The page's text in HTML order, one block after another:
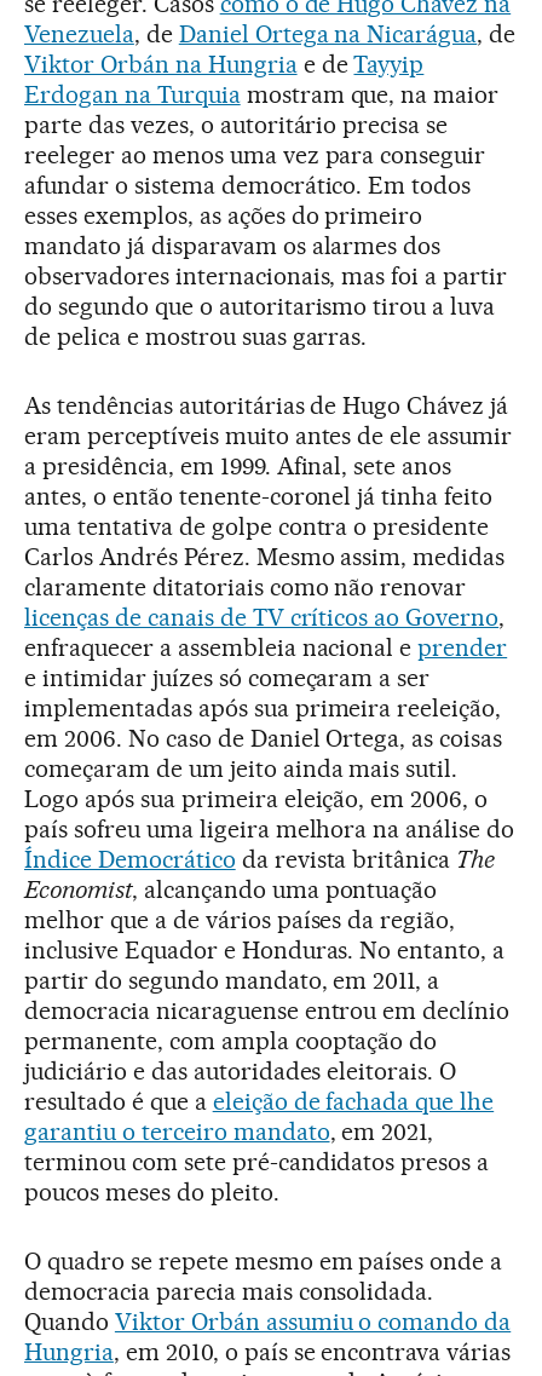
Venezuela, de Daniel Ortega na Nicarágua, de
Viktor Orbán na Hungriae deTayyip
Erdogan na Turquiamostram que, na maior
parte das vezes, o autoritário precisa se
reeleger ao menos uma vez para conseguir
afundar o sistema democrático. Em todos
esses exemplos, as ações do primeiro
mandato já disparavam os alarmes dos
observadores internacionais, mas foi a partir
do segundo que o autoritarismo tirou a luva
de pelica e mostrou suas garras.
As tendências autoritárias de Hugo Chávez já
eram perceptíveis muito antes de ele assumir
a presidência, em 1999. Afinal, sete anos
antes, o então tenente-coronel já tinha feito
uma tentativa de golpe contra o presidente
Carlos Andrés Pérez. Mesmo assim, medidas
claramente ditatoriais como não renovar
licenças de canais de TV críticos ao Governo,
enfraquecer a assembleia nacional eprender
e intimidar juízes só começaram a ser
implementadas após sua primeira reeleição,
em 2006. No caso de Daniel Ortega, as coisas
começaram de um jeito ainda mais sutil.
Logo após sua primeira eleição, em 2006, o
país sofreu uma ligeira melhora na análise do
Índice Democrático da revista britânica The
Economist, alcançando uma pontuação
melhor que a de vários países da região,
inclusive Equador e Honduras. No entanto, a
partir do segundo mandato, em 2011, a
democracia nicaraguense entrou em declínio
permanente, com ampla cooptação do
judiciário e das autoridades eleitorais. O
resultado é que a eleição de fachada que lhe
garantiu o terceiro mandato, em 2021,
terminou com sete pré-candidatos presos a
poucos meses do pleito.
O quadro se repete mesmo em países onde a
democracia parecia mais consolidada.
Quando Viktor Orbán assumiu o comando da
Hungria, em 2010, o país se encontrava várias